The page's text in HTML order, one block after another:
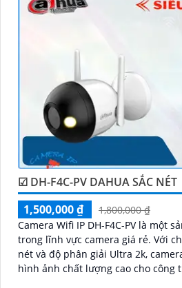
☑ DH-F4C-PV DAHUA SẮC NÉT
1,500,000 ₫
1,800,000 ₫
Camera Wifi IP DH-F4C-PV là một
trong lĩnh vực camera giá rẻ. Với chất lượng hình ảnh sắc
nét và độ phân giải Ultra 2k,
hình ảnh chất lượng cao cho công